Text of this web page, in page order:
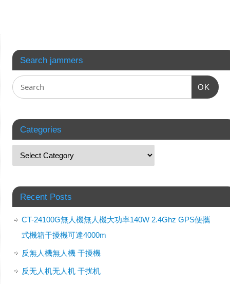
Search jammers
OK
Categories
Recent Posts
CT-24100G無人機無人機大功率140W 2.4Ghz GPS便攜
式機箱干擾機可達4000m
反無人機無人機 干擾機
反无人机无人机 干扰机